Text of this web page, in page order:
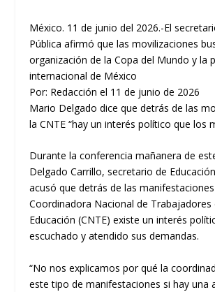
México. 11 de junio del 2026.-El
Pública afirmó que las movilizaciones
organización de la Copa del Mundo y la
internacional de México
Por: Redacción el 11 de junio de 2026
Mario Delgado dice que detrás de las
la CNTE “hay un interés político que los
Durante la conferencia mañanera de
Delgado Carrillo, secretario de
acusó que detrás de las
Coordinadora Nacional de Trabajadores
Educación (CNTE) existe un interés
escuchado y atendido sus demandas.
“No nos explicamos por qué la
este tipo de manifestaciones si hay una